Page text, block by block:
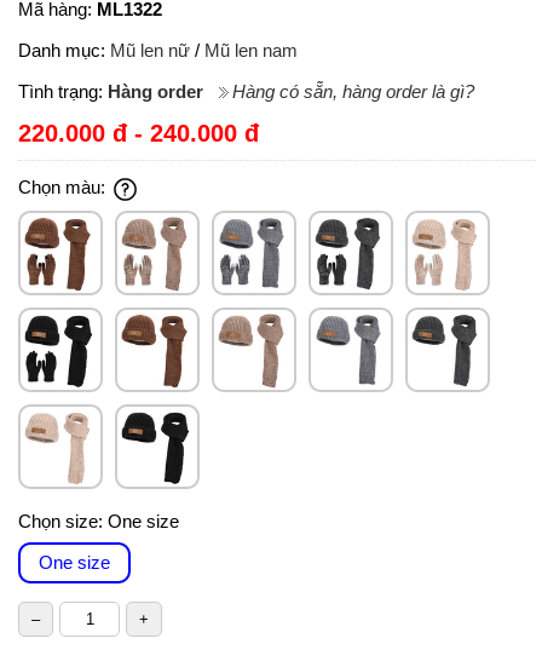
Mã hàng: ML1322
Danh mục: Mũ len nữ / Mũ len nam
Tình trạng: Hàng order Hàng có sẵn, hàng order là gì?
220.000 đ - 240.000 đ
Chọn màu:
Chọn size: One size
One size